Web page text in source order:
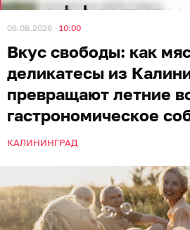
06.08.2026 10:00
Вкус свободы: как
деликатесы из
превращают летние
гастрономическое
КАЛИНИНГРАД